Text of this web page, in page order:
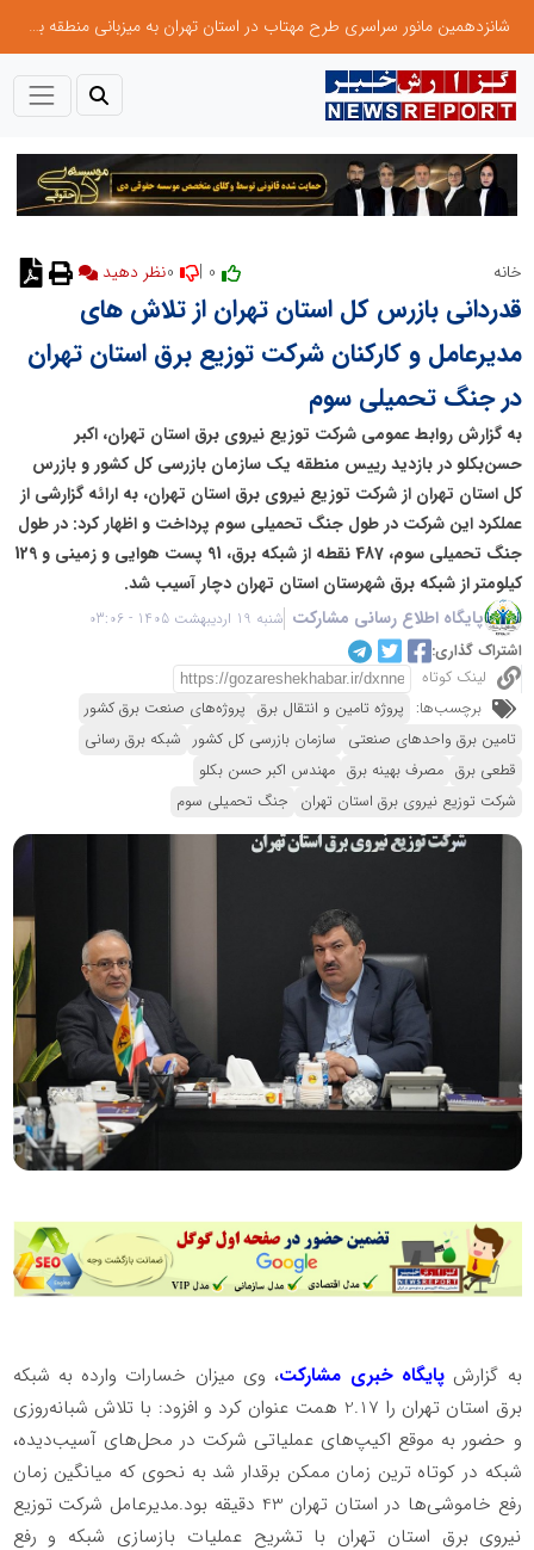
شانزدهمین مانور سراسری طرح مهتاب در استان تهران به میزبانی منطقه برق لواسان
خانه نظر دهید
قدردانی بازرس کل استان تهران از تلاش های
مدیرعامل و کارکنان شرکت توزیع برق استان تهران
در جنگ تحمیلی سوم
به گزارش روابط عمومی شرکت توزیع نیروی برق استان تهران، اکبر
حسن‌بکلو در بازدید رییس منطقه یک سازمان بازرسی کل کشور و بازرس
کل استان تهران از شرکت توزیع نیروی برق استان تهران، به ارائه گزارشی از
عملکرد این شرکت در طول جنگ تحمیلی سوم پرداخت و اظهار کرد: در طول
جنگ تحمیلی سوم، 487 نقطه از شبکه برق، 91 پست هوایی و زمینی و 129
کیلومتر از شبکه برق شهرستان استان تهران دچار آسیب شد.
پایگاه اطلاع رسانی مشارکت شنبه 19 اردیبهشت 1405 - 03:06
اشتراک گذاری:
لینک کوتاه
برچسب‌ها: پروژه تامین و انتقال برق پروژه‌های صنعت برق کشور
تامین برق واحدهای صنعتی سازمان بازرسی کل کشور شبکه برق رسانی
قطعی برق مصرف بهینه برق مهندس اکبر حسن بکلو
شرکت توزیع نیروی برق استان تهران جنگ تحمیلی سوم
به گزارش پایگاه خبری مشارکت، وی میزان خسارات وارده به شبکه
برق استان تهران را 2.17 همت عنوان کرد و افزود: با تلاش شبانه‌روزی
و حضور به موقع اکیپ‌های عملیاتی شرکت در محل‌های آسیب‌دیده،
شبکه در کوتاه ترین زمان ممکن برقدار شد به نحوی که میانگین زمان
رفع خاموشی‌ها در استان تهران 43 دقیقه بود.مدیرعامل شرکت توزیع
نیروی برق استان تهران با تشریح عملیات بازسازی شبکه و رفع